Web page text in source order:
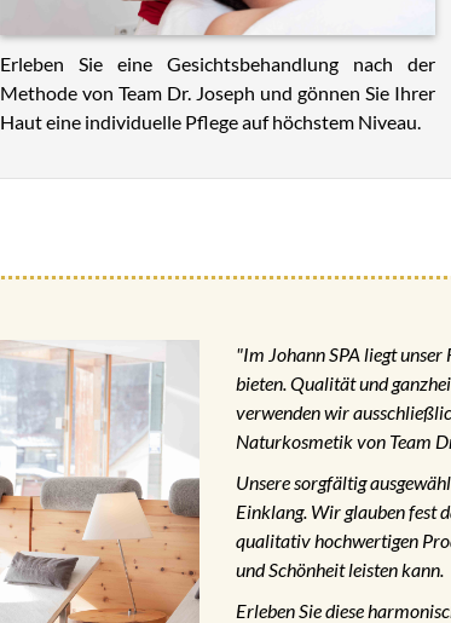
Erleben Sie eine Gesichtsbehandlung nach der
Methode von Team Dr. Joseph und gönnen Sie Ihrer
Haut eine individuelle Pflege auf höchstem Niveau.
"Im Johann SPA liegt unser
bieten. Qualität und
verwenden wir
Naturkosmetik von Team
Unsere sorgfältig
Einklang. Wir glauben fest
qualitativ hochwertigen
und Schönheit leisten kann.
Erleben Sie diese